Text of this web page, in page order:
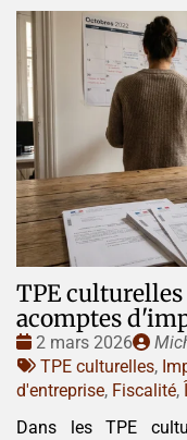
TPE
acomptes
Date
:
2 mars 2026
par
Tags
:
TPE culturelles,
d'entreprise, Fiscalité,
Dans les TPE